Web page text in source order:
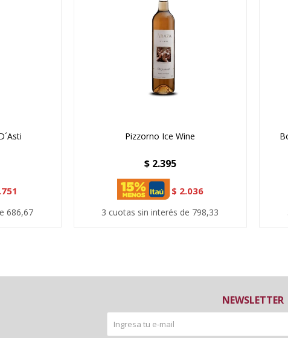
686,67
Pizzorno Ice Wine
$ 2.395
$ 2.036
3 cuotas sin interés de 798,33
NEWSLETTER